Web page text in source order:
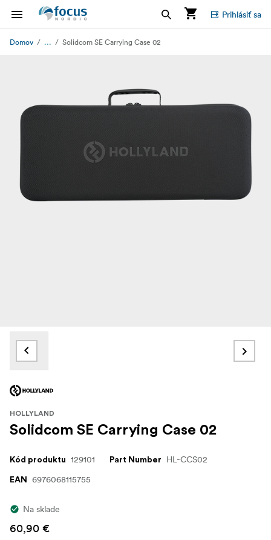
Prihlásiť sa
Domov ... Solidcom SE Carrying Case 02
HOLLYLAND
Solidcom SE Carrying Case 02
Kód produktu 129101 Part Number HL-CCS02
EAN 6976068115755
Na sklade
60,90 €